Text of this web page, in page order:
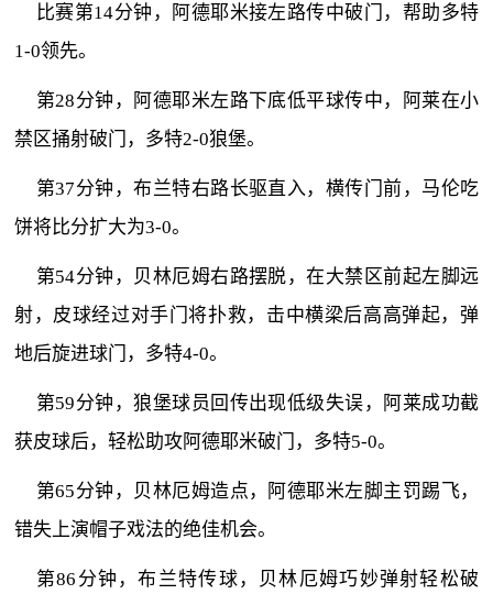
比赛第14分钟，阿德耶米接左路传中破门，帮助多特
1-0领先。
第28分钟，阿德耶米左路下底低平球传中，阿莱在小
禁区捅射破门，多特2-0狼堡。
第37分钟，布兰特右路长驱直入，横传门前，马伦吃
饼将比分扩大为3-0。
第54分钟，贝林厄姆右路摆脱，在大禁区前起左脚远
射，皮球经过对手门将扑救，击中横梁后高高弹起，弹
地后旋进球门，多特4-0。
第59分钟，狼堡球员回传出现低级失误，阿莱成功截
获皮球后，轻松助攻阿德耶米破门，多特5-0。
第65分钟，贝林厄姆造点，阿德耶米左脚主罚踢飞，
错失上演帽子戏法的绝佳机会。
第86分钟，布兰特传球，贝林厄姆巧妙弹射轻松破